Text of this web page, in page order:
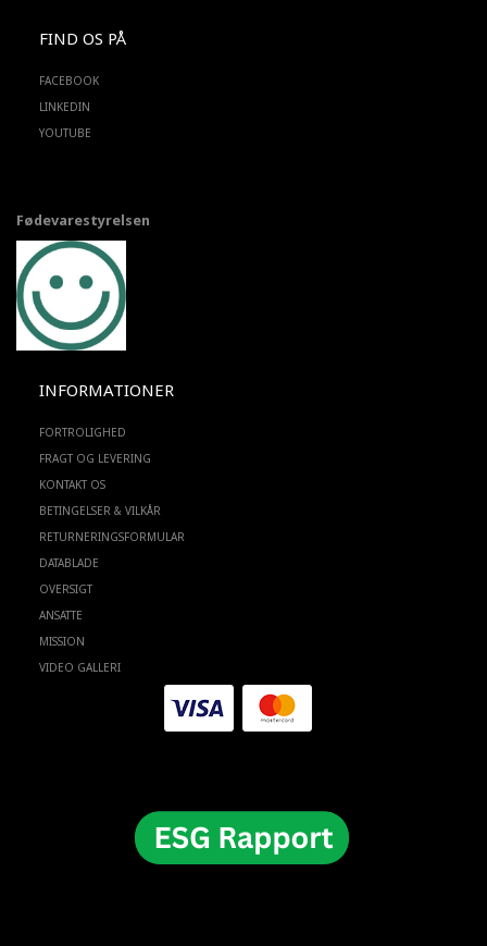
FIND OS PÅ
FACEBOOK
LINKEDIN
YOUTUBE
Fødevarestyrelsen
INFORMATIONER
FORTROLIGHED
FRAGT OG LEVERING
KONTAKT OS
BETINGELSER & VILKÅR
RETURNERINGSFORMULAR
DATABLADE
OVERSIGT
ANSATTE
MISSION
VIDEO GALLERI